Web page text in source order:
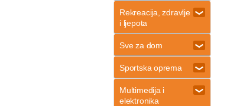
Rekreacija, zdravlje
i ljepota
Sve za dom
Sportska oprema
Multimedija i
elektronika